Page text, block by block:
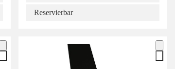
Reservierbar